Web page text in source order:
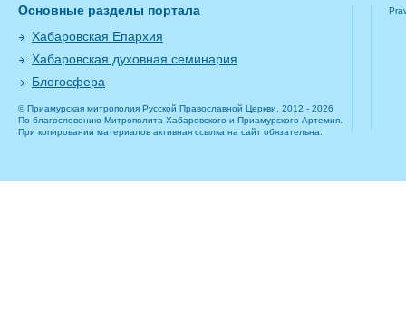
Основные разделы портала
Хабаровская Епархия
Хабаровская духовная семинария
Блогосфера
© Приамурская митрополия Русской Православной Церкви, 2012 - 2026
По благословению Митрополита Хабаровского и Приамурского Артемия.
При копировании материалов активная ссылка на сайт обязательна.